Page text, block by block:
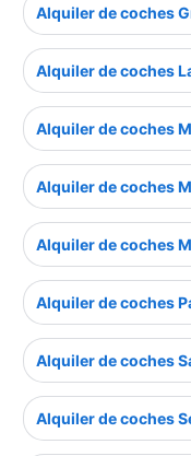
Alquiler de coches
Alquiler de coches
Alquiler de coches
Alquiler de coches
Alquiler de coches
Alquiler de coches
Alquiler de coches
Alquiler de coches